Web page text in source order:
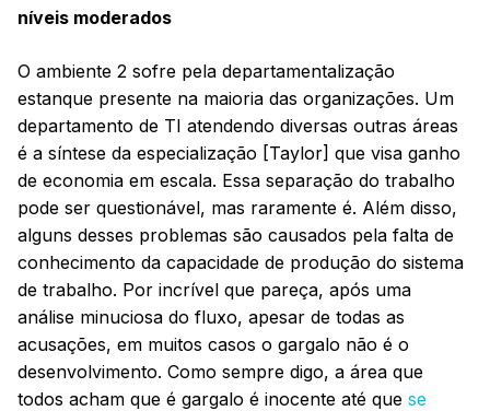
níveis moderados
O ambiente 2 sofre pela departamentalização
estanque presente na maioria das organizações. Um
departamento de TI atendendo diversas outras áreas
é a síntese da especialização [Taylor] que visa ganho
de economia em escala. Essa separação do trabalho
pode ser questionável, mas raramente é. Além disso,
alguns desses problemas são causados pela falta de
conhecimento da capacidade de produção do sistema
de trabalho. Por incrível que pareça, após uma
análise minuciosa do fluxo, apesar de todas as
acusações, em muitos casos o gargalo não é o
desenvolvimento. Como sempre digo, a área que
todos acham que é gargalo é inocente até que se